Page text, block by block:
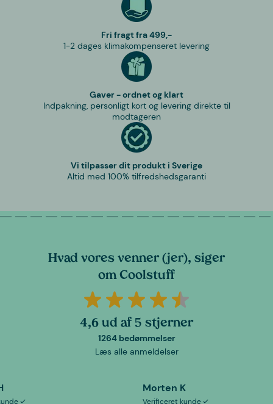
Fri fragt fra 499,-
1-2 dages klimakompenseret levering
Gaver - ordnet og klart
Indpakning, personligt kort og levering direkte til
modtageren
Vi tilpasser dit produkt i Sverige
Altid med 100% tilfredshedsgaranti
Hvad vores venner (jer), siger
om Coolstuff
4,6 ud af 5 stjerner
1264 bedømmelser
Læs alle anmeldelser
Morten K
Verificeret kunde